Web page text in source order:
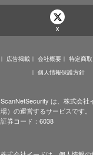
X
広告掲載 会社概要
特定商
個人情報保護方針
ScanNetSecurity は、株式会社
場）の運営するサービスです。
証券コード：6038